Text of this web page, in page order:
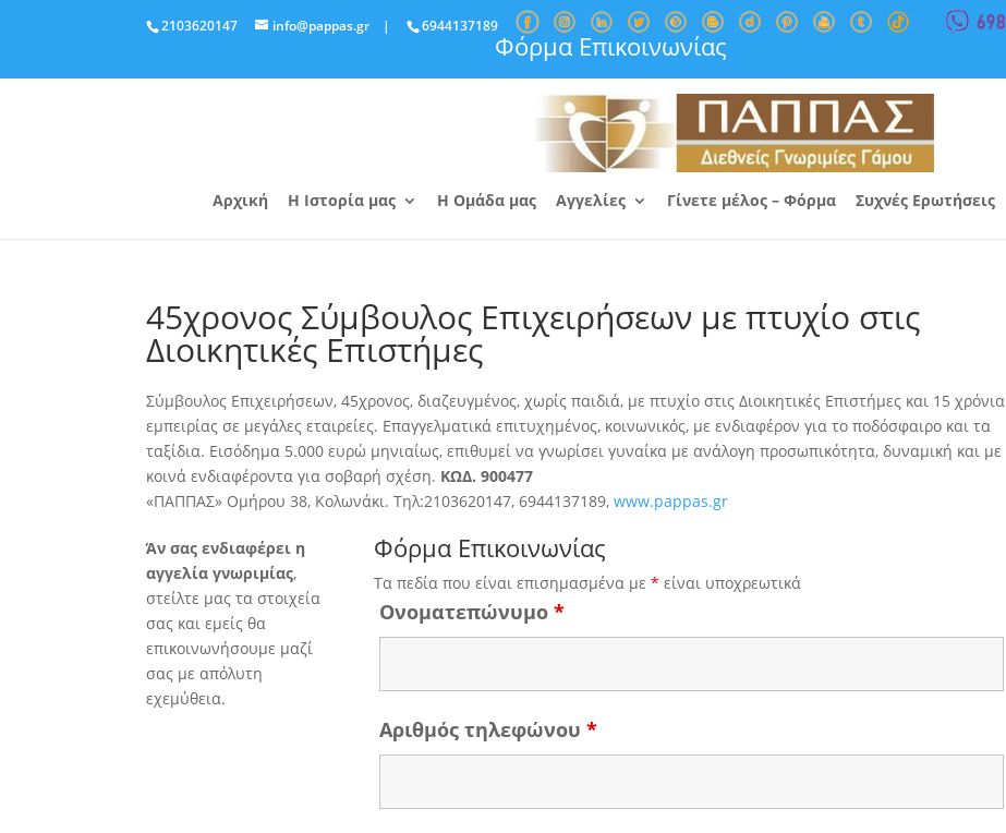
2103620147 info@pappas.gr | 6944137189
Φόρμα Επικοινωνίας
Αρχική Η Ιστορία μας Η Ομάδα μας Αγγελίες Γίνετε μέλος – Φόρμα Συχνές Ερωτήσεις
45χρονος Σύμβουλος Επιχειρήσεων με πτυχίο στις
Διοικητικές Επιστήμες
Σύμβουλος Επιχειρήσεων, 45χρονος, διαζευγμένος, χωρίς παιδιά, με πτυχίο στις Διοικητικές Επιστήμες και 15 χρόνια
εμπειρίας σε μεγάλες εταιρείες. Επαγγελματικά επιτυχημένος, κοινωνικός, με ενδιαφέρον για το ποδόσφαιρο και τα
ταξίδια. Εισόδημα 5.000 ευρώ μηνιαίως, επιθυμεί να γνωρίσει γυναίκα με ανάλογη προσωπικότητα, δυναμική και με
κοινά ενδιαφέροντα για σοβαρή σχέση. ΚΩΔ. 900477
«ΠΑΠΠΑΣ» Ομήρου 38, Κολωνάκι. Τηλ:2103620147, 6944137189,www.pappas.gr
Άν σας ενδιαφέρει η
αγγελία γνωριμίας,
στείλτε μας τα στοιχεία
σας και εμείς θα
επικοινωνήσουμε μαζί
σας με απόλυτη
εχεμύθεια.
Φόρμα Επικοινωνίας
Τα πεδία που είναι επισημασμένα με* είναι υποχρεωτικά
Ονοματεπώνυμο*
Αριθμός τηλεφώνου*